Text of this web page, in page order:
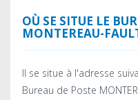
OÙ SE SITUE LE
MONTEREAU-
Il se situe à l'adresse
Bureau de Poste